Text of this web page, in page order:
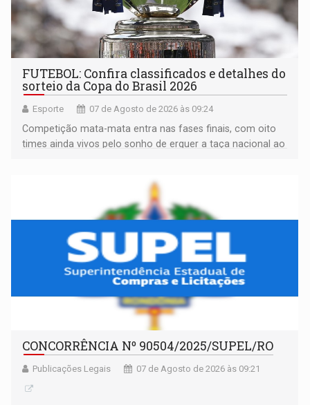
FUTEBOL: Confira classificados e detalhes do
sorteio da Copa do Brasil 2026
Esporte 07 de Agosto de 2026 às 09:24
Competição mata-mata entra nas fases finais, com oito
times ainda vivos pelo sonho de erguer a taça nacional ao
CONCORRÊNCIA Nº 90504/2025/SUPEL/RO
Publicações Legais 07 de Agosto de 2026 às 09:21